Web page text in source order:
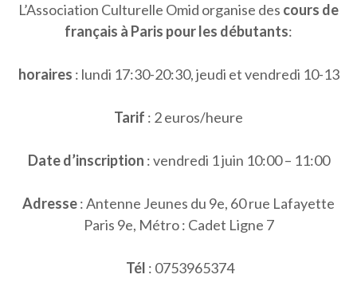
L’Association Culturelle Omid organise des cours de
français à Paris pour les débutants:
horaires : lundi 17:30-20:30, jeudi et vendredi 10-13
Tarif : 2 euros/heure
Date d’inscription : vendredi 1 juin 10:00 – 11:00
Adresse: Antenne Jeunes du 9e, 60 rue Lafayette
Paris 9e, Métro : Cadet Ligne 7
Tél : 0753965374